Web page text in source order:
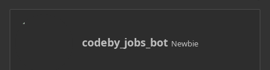
л
А
codeby_jobs_bot Newbie